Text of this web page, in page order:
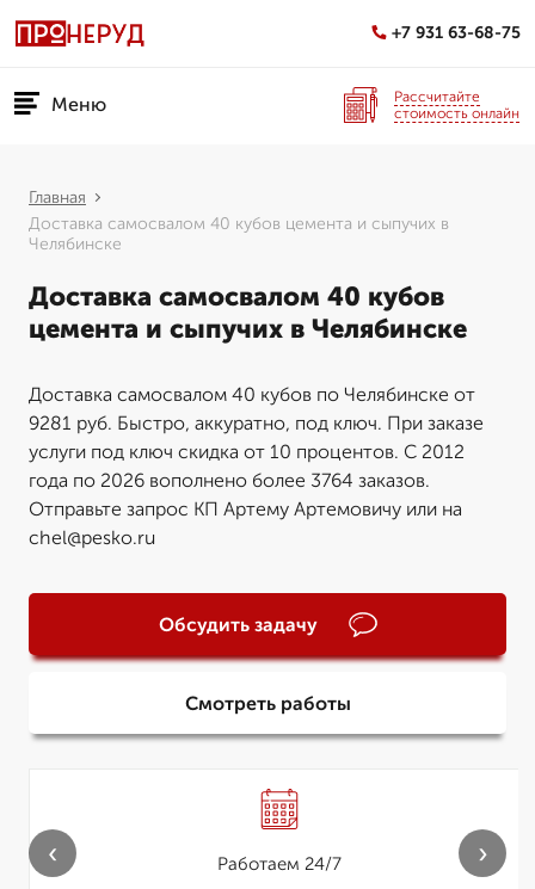
+7 931 63-68-75
Меню
Рассчитайте
стоимость онлайн
Главная
Доставка самосвалом 40 кубов цемента и сыпучих в
Челябинске
Доставка самосвалом 40 кубов
цемента и сыпучих в Челябинске
Доставка самосвалом 40 кубов по Челябинске от
9281 руб. Быстро, аккуратно, под ключ. При заказе
услуги под ключ скидка от 10 процентов. С 2012
года по 2026 вополнено более 3764 заказов.
Отправьте запрос КП Артему Артемовичу или на
chel@pesko.ru
Обсудить задачу
Смотреть работы
Работаем 24/7
‹ ›